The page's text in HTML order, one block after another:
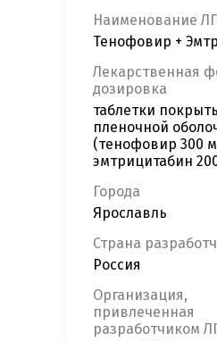
Наименование ЛП
Тенофовир +
Лекарственная
дозировка
таблетки
пленочной
(тенофовир 300
эмтрицитабин
Города
Ярославль
Страна
Россия
Организация,
привлеченная
разработчиком